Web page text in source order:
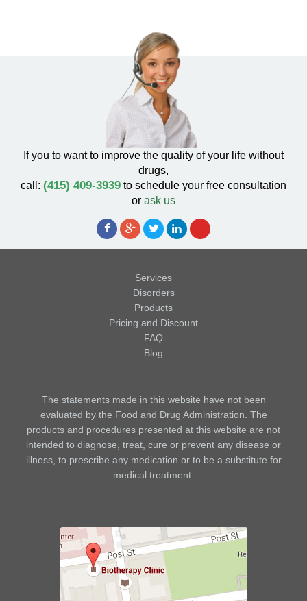
If you to want to improve the quality of your life without
drugs,
call: (415) 409-3939 to schedule your free consultation
or ask us
Services
Disorders
Products
Pricing and Discount
FAQ
Blog
The statements made in this website have not been
evaluated by the Food and Drug Administration. The
products and procedures presented at this website are not
intended to diagnose, treat, cure or prevent any disease or
illness, to prescribe any medication or to be a substitute for
medical treatment.